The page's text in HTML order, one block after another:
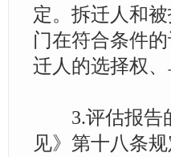
定。拆迁人和
门在符合条件
迁人的选择权
3.评估报告的
见》第十八条